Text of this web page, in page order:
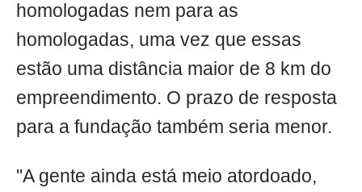
homologadas nem para as
homologadas, uma vez que essas
estão uma distância maior de 8 km do
empreendimento. O prazo de resposta
para a fundação também seria menor.
"A gente ainda está meio atordoado,